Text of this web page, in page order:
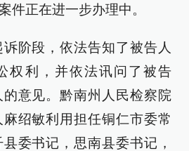
件正在进一步办理中。
阶段，依法告知了被告人
权利，并依法讯问了被告
的意见。黔南州人民检察院
绍敏利用担任铜仁市委常
委书记，思南县委书记，